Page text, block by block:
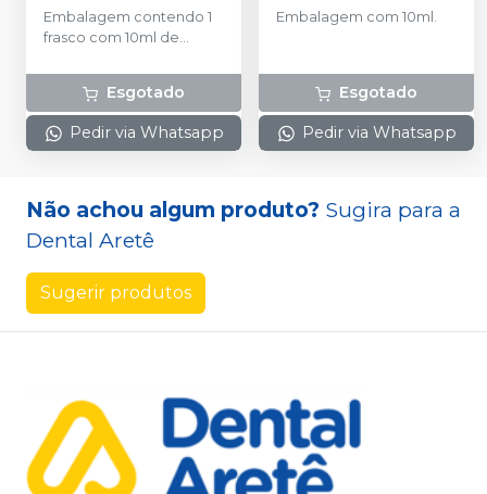
Embalagem contendo 1
frasco com 10ml de
de solvente.
Esgotado
Pedir via Whatsapp
Embalagem com 10ml.
Esgotado
Pedir via Whatsapp
Não achou algum produto? Sugira para a
Dental Aretê
Sugerir produtos